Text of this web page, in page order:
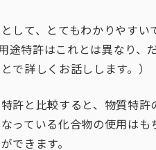
して、とてもわかりやすい
用途特許はこれとは異なり
で詳しくお話しします。）
許と比較すると、物質特許
っている化合物の使用は
できます。